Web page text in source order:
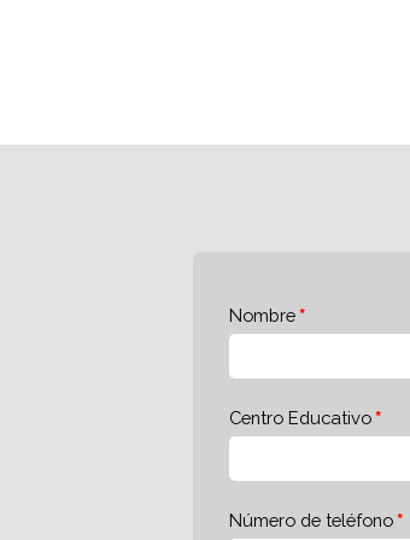
Nombre
Centro Educativo
Número de teléfono